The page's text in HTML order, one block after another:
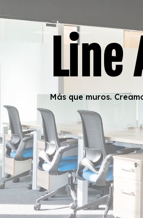
Más que muros.